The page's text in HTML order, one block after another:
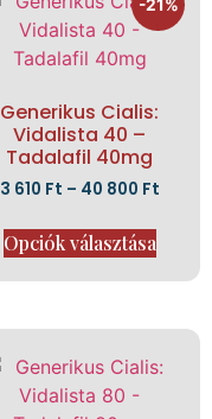
-21%
Generikus Cialis:
Vidalista 40 –
Tadalafil 40mg
3 610 Ft – 40 800 Ft
Opciók választása